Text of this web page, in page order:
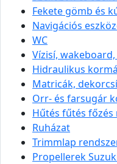
Fekete gömb és
Navigációs
WC
Vízisí,
Hidraulikus
Matricák,
Orr- és farsugár
Hűtés fűtés főzés
Ruházat
Trimmlap
Propellerek